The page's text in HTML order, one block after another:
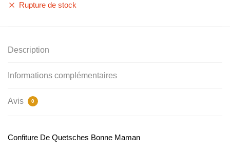
Rupture de stock
Description
Informations complémentaires
Avis 0
Confiture De Quetsches Bonne Maman